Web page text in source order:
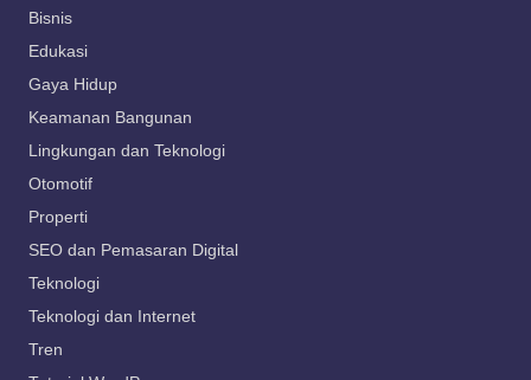
Bisnis
Edukasi
Gaya Hidup
Keamanan Bangunan
Lingkungan dan Teknologi
Otomotif
Properti
SEO dan Pemasaran Digital
Teknologi
Teknologi dan Internet
Tren